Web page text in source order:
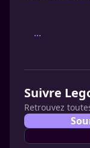
...
Suivre
Retrouvez